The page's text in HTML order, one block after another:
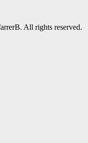
All rights reserved.